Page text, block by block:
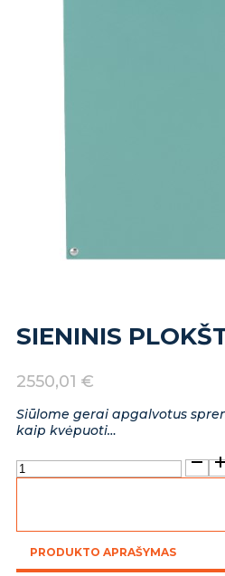
SIENINIS
2550,01 €
Siūlome gerai apgalvotus
kaip kvėpuoti…
produkto
kiekis:
entalpija
PRODUKTO APRAŠYMAS